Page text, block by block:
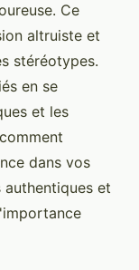
Ce
altruiste et
stéréotypes.
en se
et les
dans vos
et